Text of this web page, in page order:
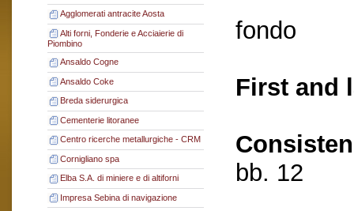
Agglomerati antracite Aosta
Alti forni, Fonderie e Acciaierie di
Piombino
Ansaldo Cogne
Ansaldo Coke
Breda siderurgica
Cementerie litoranee
Centro ricerche metallurgiche - CRM
Cornigliano spa
Elba S.A. di miniere e di altiforni
Impresa Sebina di navigazione
fondo
First and
bb. 12